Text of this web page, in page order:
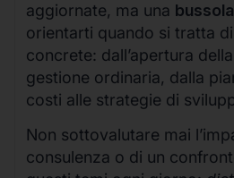
aggiornate, ma una
orientarti quando si tratta
concrete: dall’apertura
gestione ordinaria, dalla
costi alle strategie di
Non sottovalutare mai
consulenza o di un